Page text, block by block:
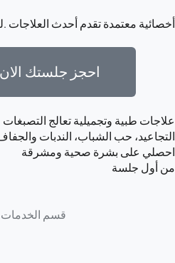
أخصائية معتمدة تقدم أحدث
احجز جلستك الان
علاجات طبية وتجميلية تعالج التصبغات
التجاعيد، حب الشباب، الندبات
احصلي على بشرة صحية ومشرقة
من أول جلسة
قسم الخدمات